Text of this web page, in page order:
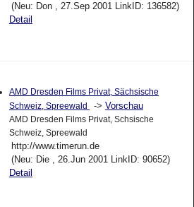
(Neu: Don , 27.Sep 2001 LinkID: 136582)
Detail
AMD Dresden Films Privat, Sächsische
Schweiz, Spreewald
-> Vorschau
AMD Dresden Films Privat, Schsische
Schweiz, Spreewald
http://www.timerun.de
(Neu: Die , 26.Jun 2001 LinkID: 90652)
Detail